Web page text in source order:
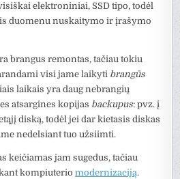
elektroniniai, SSD tipo, todėl
duomenu nuskaitymo ir įrašymo
brangus remontas, tačiau tokiu
visi jame laikyti brangūs
laikais yra daug nebrangių
atsargines kopijas backupus: pvz. į
diską, todėl jei dar kietasis diskas
nedelsiant tuo užsiimti.
keičiamas jam sugedus, tačiau
kompiuteriomodernizaciją.